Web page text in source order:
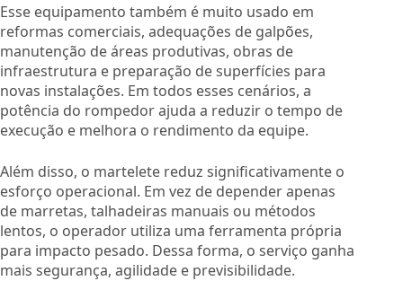
Esse equipamento também é muito usado em
reformas comerciais, adequações de galpões,
manutenção de áreas produtivas, obras de
infraestrutura e preparação de superfícies para
novas instalações. Em todos esses cenários, a
potência do rompedor ajuda a reduzir o tempo de
execução e melhora o rendimento da equipe.
Além disso, o martelete reduz significativamente o
esforço operacional. Em vez de depender apenas
de marretas, talhadeiras manuais ou métodos
lentos, o operador utiliza uma ferramenta própria
para impacto pesado. Dessa forma, o serviço ganha
mais segurança, agilidade e previsibilidade.